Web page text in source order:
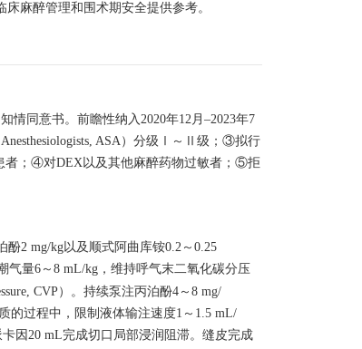
麻醉管理和围术期安全提供参考。
情同意书。前瞻性纳入2020年12月–2023年7
ASA）分级Ⅰ～Ⅱ级；③拟行
者；④对DEX以及其他麻醉药物过敏者；⑤拒
2 mg/kg以及顺式阿曲库铵0.2～0.25
气量6～8 mL/kg，维持呼气末二氧化碳分压
CVP）。持续泵注丙泊酚4～8 mg/
的过程中，限制液体输注速度1～1.5 mL/
因20 mL完成切口局部浸润阻滞。缝皮完成